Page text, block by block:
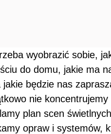
wyobrazić sobie,
do domu, jakie ma
jakie będzie nas
nie
plan scen
opraw i systemów,